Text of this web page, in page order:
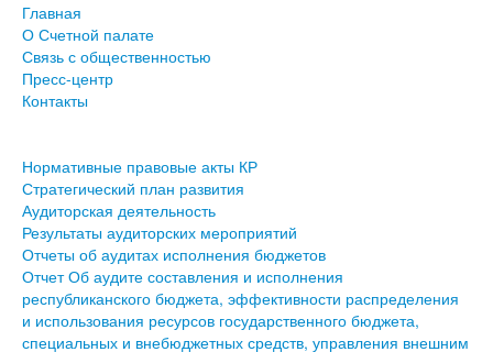
Главная
О Счетной палате
Связь с общественностью
Пресс-центр
Контакты
Нормативные правовые акты КР
Стратегический план развития
Аудиторская деятельность
Результаты аудиторских мероприятий
Отчеты об аудитах исполнения бюджетов
Отчет Об аудите составления и исполнения
республиканского бюджета, эффективности распределения
и использования ресурсов государственного бюджета,
специальных и внебюджетных средств, управления внешним